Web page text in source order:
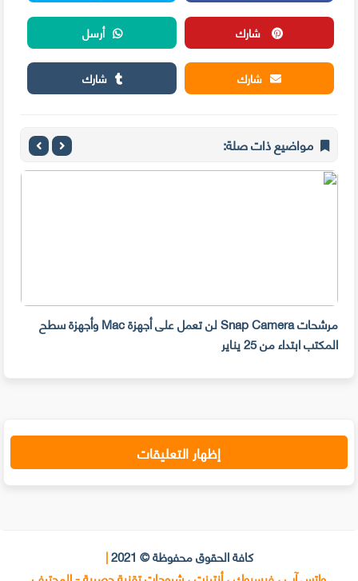
شارك
أرسل
شارك
شارك
مواضيع ذات صلة:
مرشحات Snap Camera لن تعمل على أجهزة Mac وأجهزة سطح
المكتب ابتداء من 25 يناير
إظهار التعليقات
كافة الحقوق محفوظة © 2021 |